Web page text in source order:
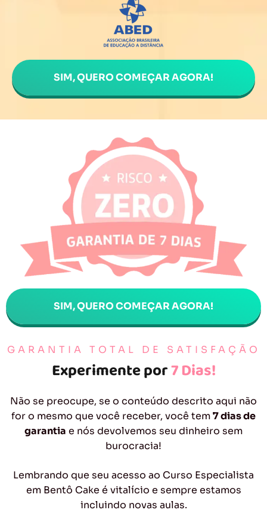
SIM, QUERO COMEÇAR AGORA!
GARANTIA TOTAL DE SATISFAÇÃO
Experimente por7 Dias!
Não se preocupe, se o conteúdo descrito aqui não
for o mesmo que você receber, você tem7 dias de
garantia e nós devolvemos seu dinheiro sem
burocracia!
Lembrando que seu acesso ao Curso Especialista
em Bentô Cake é vitalício e sempre estamos
incluindo novas aulas.
SIM, QUERO COMEÇAR AGORA!